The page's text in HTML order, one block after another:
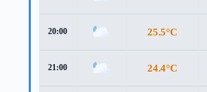
20:00 25.5°C
21:00 24.4°C